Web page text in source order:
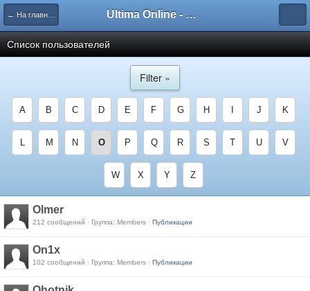
← На главную Ultima Online - Форум Русского сообщества игры
Список пользователей
Filter »
A B C D E F G H J K
L M N O P Q R S T U V
W X Y Z
Olmer
212 сообщений · Группа: Members · Публикации
On1x
102 сообщений · Группа: Members · Публикации